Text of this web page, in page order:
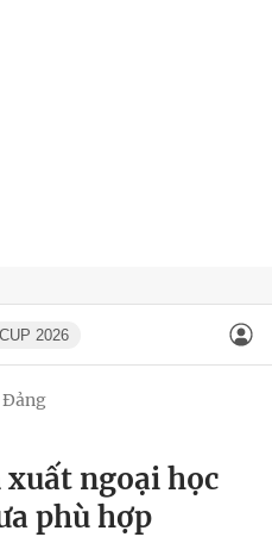
2026
Đảng
xuất ngoại học
phù hợp